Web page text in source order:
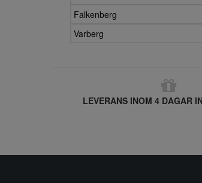
Falkenberg
Varberg
LEVERANS INOM 4 DAGAR